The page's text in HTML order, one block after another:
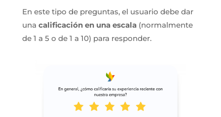
En este tipo de preguntas, el usuario debe dar
una calificación en una escala(normalmente
de 1 a 5 o de 1 a 10) para responder.